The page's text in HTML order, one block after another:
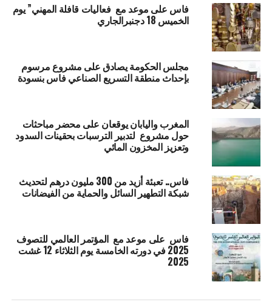
فاس على موعد مع فعاليات قافلة المهني” يوم
الخميس 18 دجنبرالجاري
مجلس الحكومة يصادق على مشروع مرسوم
بإحداث منطقة التسريع الصناعي فاس بنسودة
المغرب واليابان يوقعان على محضر مباحثات
حول مشروع لتدبير الترسبات بحقينات السدود
وتعزيز المخزون المائي
فاس.. تعبئة أزيد من 300 مليون درهم لتحديث
شبكة التطهير السائل والحماية من الفيضانات
فاس على موعد مع المؤتمر العالمي للتصوف
2025 في دورته الخامسة يوم الثلاثاء 12 غشت
2025